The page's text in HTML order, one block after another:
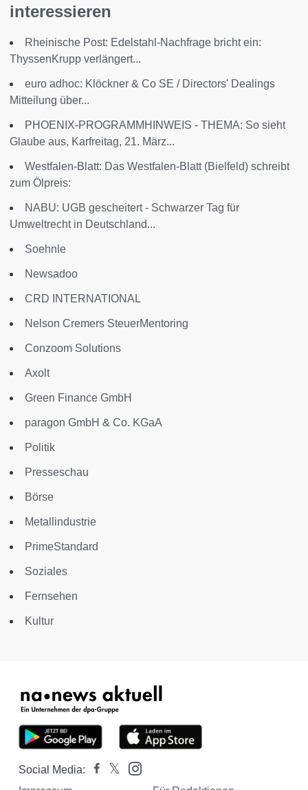
interessieren
Rheinische Post: Edelstahl-Nachfrage bricht ein:
ThyssenKrupp verlängert...
euro adhoc: Klöckner & Co SE / Directors' Dealings
Mitteilung über...
PHOENIX-PROGRAMMHINWEIS - THEMA: So sieht
Glaube aus, Karfreitag, 21. März...
Westfalen-Blatt: Das Westfalen-Blatt (Bielfeld) schreibt
zum Ölpreis:
NABU: UGB gescheitert - Schwarzer Tag für
Umweltrecht in Deutschland...
Soehnle
Newsadoo
CRD INTERNATIONAL
Nelson Cremers SteuerMentoring
Conzoom Solutions
Axolt
Green Finance GmbH
paragon GmbH & Co. KGaA
Politik
Presseschau
Börse
Metallindustrie
PrimeStandard
Soziales
Fernsehen
Kultur
Social Media: